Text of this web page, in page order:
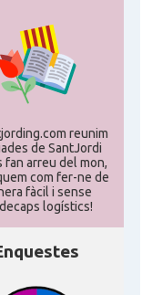
Bellet
Society
York
reunim
de SantJordi
fan arreu del mon,
com fer-ne de
fàcil i sense
logí­stics!